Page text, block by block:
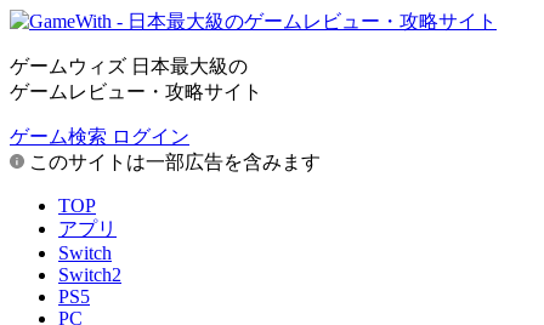
ゲームウィズ 日本最大級の
ゲームレビュー・攻略サイト
ゲーム検索 ログイン
このサイトは一部広告を含みます
TOP
アプリ
Switch
Switch2
PS5
PC